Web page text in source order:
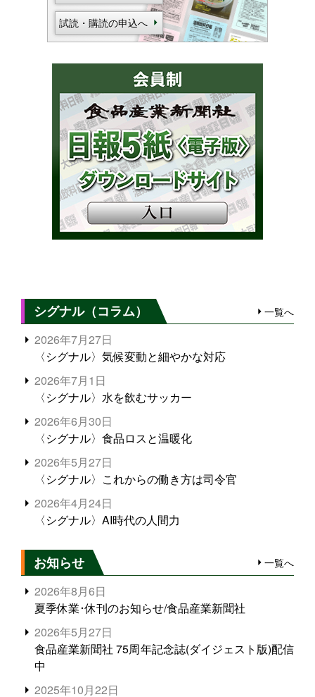
試読・購読の申込へ
シグナル（コラム） 一覧へ
2026年7月27日
〈シグナル〉気候変動と細やかな対応
2026年7月1日
〈シグナル〉水を飲むサッカー
2026年6月30日
〈シグナル〉食品ロスと温暖化
2026年5月27日
〈シグナル〉これからの働き方は司令官
2026年4月24日
〈シグナル〉AI時代の人間力
お知らせ 一覧へ
2026年8月6日
夏季休業･休刊のお知らせ/食品産業新聞社
2026年5月27日
食品産業新聞社 75周年記念誌(ダイジェスト版)配信
中
2025年10月22日